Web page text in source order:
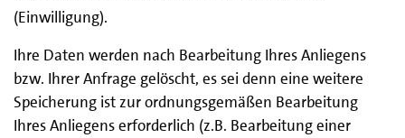
(Einwilligung).
Ihre Daten werden nach Bearbeitung Ihres Anliegens
bzw. Ihrer Anfrage gelöscht, es sei denn eine weitere
Speicherung ist zur ordnungsgemäßen Bearbeitung
Ihres Anliegens erforderlich (z.B. Bearbeitung einer